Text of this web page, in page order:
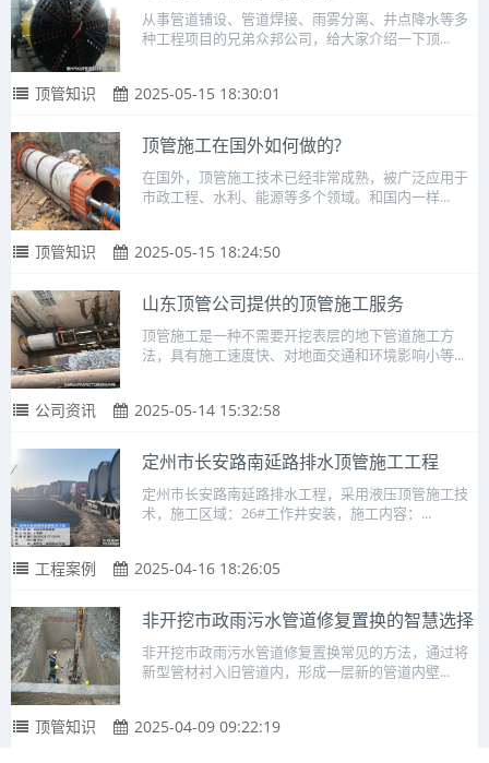
从事管道铺设、管道焊接、雨雾分离、井点降水等多
种工程项目的兄弟众邦公司，给大家介绍一下顶...
顶管知识 2025-05-15 18:30:01
顶管施工在国外如何做的?
在国外，顶管施工技术已经非常成熟，被广泛应用于
市政工程、水利、能源等多个领域。和国内一样...
顶管知识 2025-05-15 18:24:50
山东顶管公司提供的顶管施工服务
顶管施工是一种不需要开挖表层的地下管道施工方
法，具有施工速度快、对地面交通和环境影响小等...
公司资讯 2025-05-14 15:32:58
定州市长安路南延路排水顶管施工工程
定州市长安路南延路排水工程，采用液压顶管施工技
术，施工区域：26#工作井安装，施工内容：...
工程案例 2025-04-16 18:26:05
非开挖市政雨污水管道修复置换的智慧选择
非开挖市政雨污水管道修复置换常见的方法，通过将
新型管材衬入旧管道内，形成一层新的管道内壁...
顶管知识 2025-04-09 09:22:19